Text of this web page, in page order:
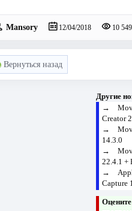
Mansory 12/04/2018 10 549
Вернуться назад
Другие
→
Creator
→
14.3.0
→
22.4.1 +
→
Capture